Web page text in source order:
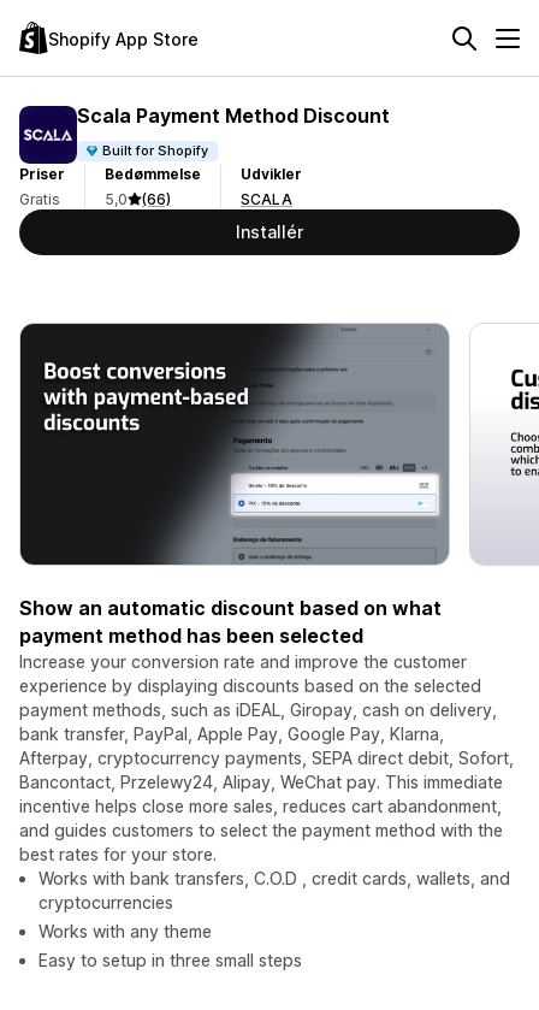
Shopify App Store
Scala Payment Method Discount
Built for Shopify
Priser
Gratis
Bedømmelse
5,0
(66)
Udvikler
SCALA
Installér
Show an automatic discount based on what
payment method has been selected
Increase your conversion rate and improve the customer
experience by displaying discounts based on the selected
payment methods, such as iDEAL, Giropay, cash on delivery,
bank transfer, PayPal, Apple Pay, Google Pay, Klarna,
Afterpay, cryptocurrency payments, SEPA direct debit, Sofort,
Bancontact, Przelewy24, Alipay, WeChat pay. This immediate
incentive helps close more sales, reduces cart abandonment,
and guides customers to select the payment method with the
best rates for your store.
Works with bank transfers, C.O.D , credit cards, wallets, and
cryptocurrencies
Works with any theme
Easy to setup in three small steps